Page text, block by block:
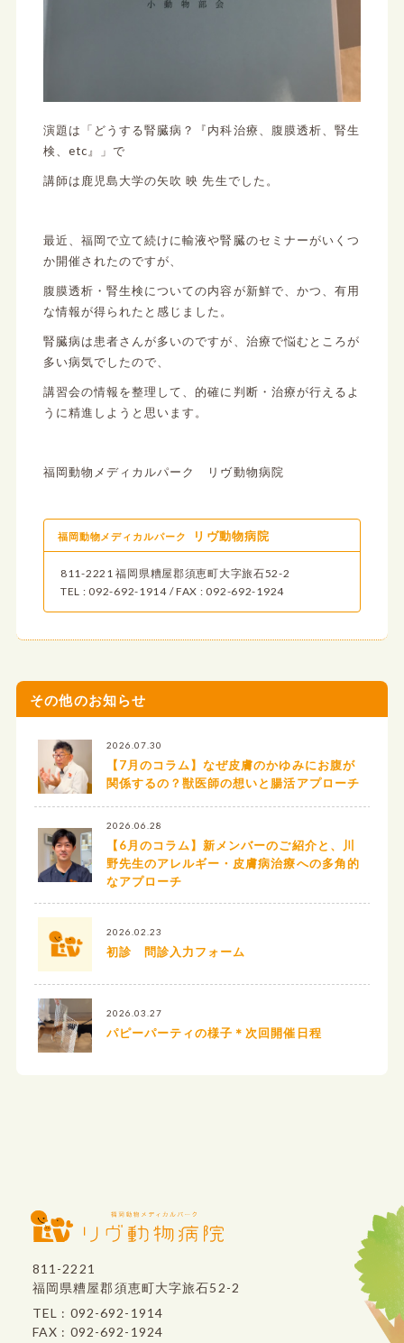
演題は「どうする腎臓病？『内科治療、腹膜透析、腎生
検、etc』」で
講師は鹿児島大学の矢吹 映 先生でした。
最近、福岡で立て続けに輸液や腎臓のセミナーがいくつ
か開催されたのですが、
腹膜透析・腎生検についての内容が新鮮で、かつ、有用
な情報が得られたと感じました。
腎臓病は患者さんが多いのですが、治療で悩むところが
多い病気でしたので、
講習会の情報を整理して、的確に判断・治療が行えるよ
うに精進しようと思います。
福岡動物メディカルパーク リヴ動物病院
福岡動物メディカルパーク リヴ動物病院
811-2221 福岡県糟屋郡須恵町大字旅石52-2
TEL : 092-692-1914 / FAX : 092-692-1924
その他のお知らせ
2026.07.30
【7月のコラム】なぜ皮膚のかゆみにお腹が
関係するの？獣医師の想いと腸活アプローチ
2026.06.28
【6月のコラム】新メンバーのご紹介と、川
野先生のアレルギー・皮膚病治療への多角的
なアプローチ
2026.02.23
初診 問診入力フォーム
2026.03.27
パピーパーティの様子＊次回開催日程
811-2221
福岡県糟屋郡須恵町大字旅石52-2
TEL : 092-692-1914
FAX : 092-692-1924